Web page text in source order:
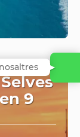
9